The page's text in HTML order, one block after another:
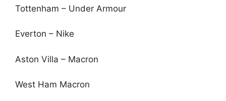
Tottenham – Under Armour
Everton – Nike
Aston Villa – Macron
West Ham Macron